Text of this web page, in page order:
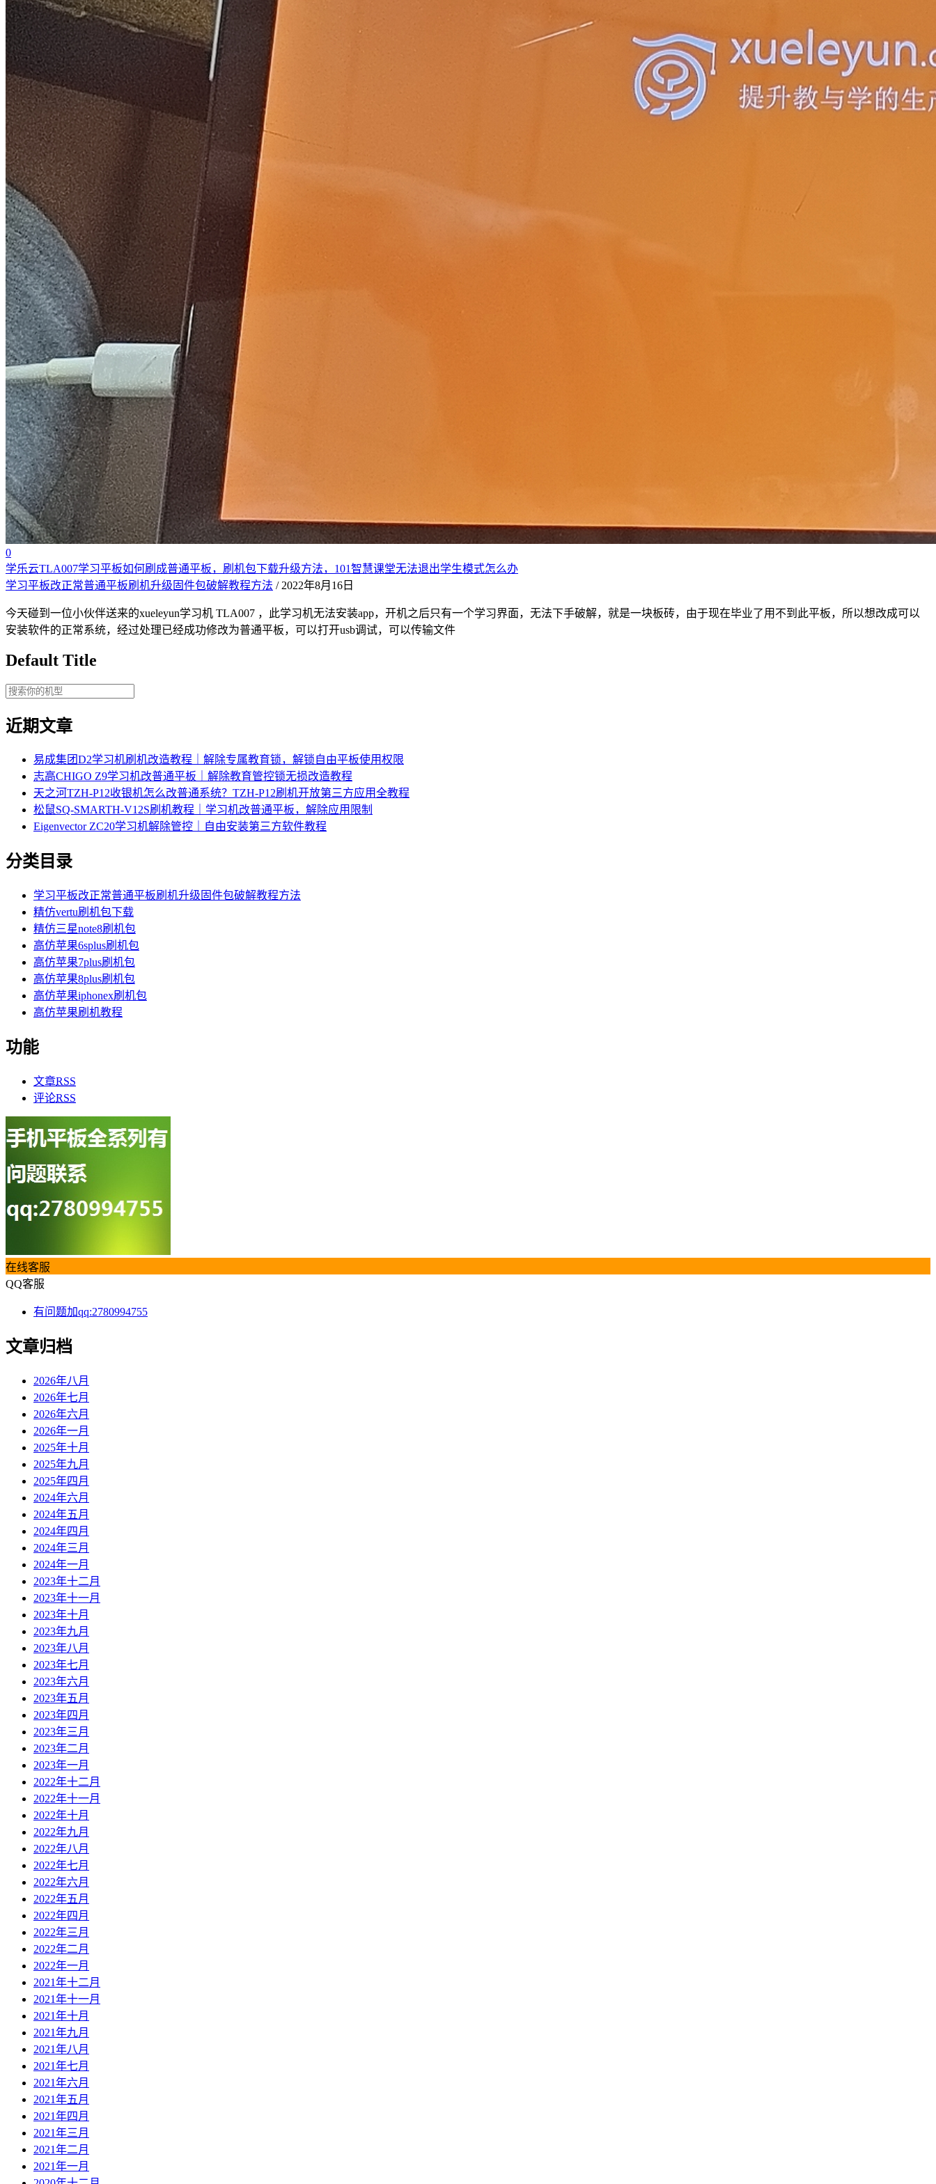
0
学乐云TLA007学习平板如何刷成普通平板，刷机包下载升级方法，101智慧课堂无法退出学生模式怎么办
学习平板改正常普通平板刷机升级固件包破解教程方法 / 2022年8月16日
今天碰到一位小伙伴送来的xueleyun学习机 TLA007 ，此学习机无法安装app，开机之后只有一个学习界面，无法下手破解，就是一块板砖，由于现在毕业了用不到此平板，所以想改成可以
安装软件的正常系统，经过处理已经成功修改为普通平板，可以打开usb调试，可以传输文件
Default Title
近期文章
易成集团D2学习机刷机改造教程｜解除专属教育锁，解锁自由平板使用权限
志高CHIGO Z9学习机改普通平板｜解除教育管控锁无损改造教程
天之河TZH-P12收银机怎么改普通系统？TZH-P12刷机开放第三方应用全教程
松鼠SQ-SMARTH-V12S刷机教程｜学习机改普通平板，解除应用限制
Eigenvector ZC20学习机解除管控｜自由安装第三方软件教程
分类目录
学习平板改正常普通平板刷机升级固件包破解教程方法
精仿vertu刷机包下载
精仿三星note8刷机包
高仿苹果6splus刷机包
高仿苹果7plus刷机包
高仿苹果8plus刷机包
高仿苹果iphonex刷机包
高仿苹果刷机教程
功能
文章RSS
评论RSS
在线客服
QQ客服
有问题加qq:2780994755
文章归档
2026年八月
2026年七月
2026年六月
2026年一月
2025年十月
2025年九月
2025年四月
2024年六月
2024年五月
2024年四月
2024年三月
2024年一月
2023年十二月
2023年十一月
2023年十月
2023年九月
2023年八月
2023年七月
2023年六月
2023年五月
2023年四月
2023年三月
2023年二月
2023年一月
2022年十二月
2022年十一月
2022年十月
2022年九月
2022年八月
2022年七月
2022年六月
2022年五月
2022年四月
2022年三月
2022年二月
2022年一月
2021年十二月
2021年十一月
2021年十月
2021年九月
2021年八月
2021年七月
2021年六月
2021年五月
2021年四月
2021年三月
2021年二月
2021年一月